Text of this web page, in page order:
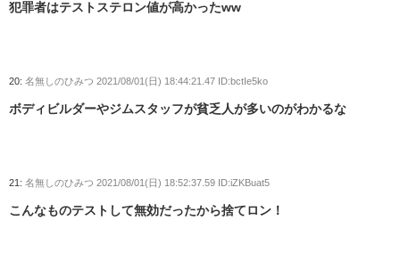
犯罪者はテストステロン値が高かったww
20: 名無しのひみつ 2021/08/01(日) 18:44:21.47 ID:bctIe5ko
ボディビルダーやジムスタッフが貧乏人が多いのがわかるな
21: 名無しのひみつ 2021/08/01(日) 18:52:37.59 ID:iZKBuat5
こんなものテストして無効だったから捨てロン！